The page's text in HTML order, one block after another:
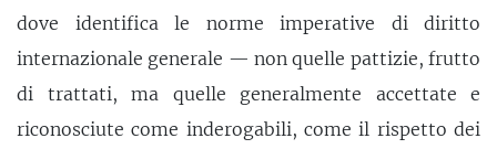
dove identifica le norme imperative di diritto
internazionale generale — non quelle pattizie, frutto
di trattati, ma quelle generalmente accettate e
riconosciute come inderogabili, come il rispetto dei